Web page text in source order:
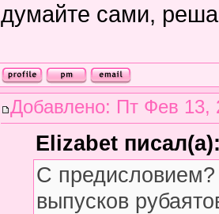
думайте сами,
Добавлено: Пт Фев 13,
Elizabet
С
выпусков